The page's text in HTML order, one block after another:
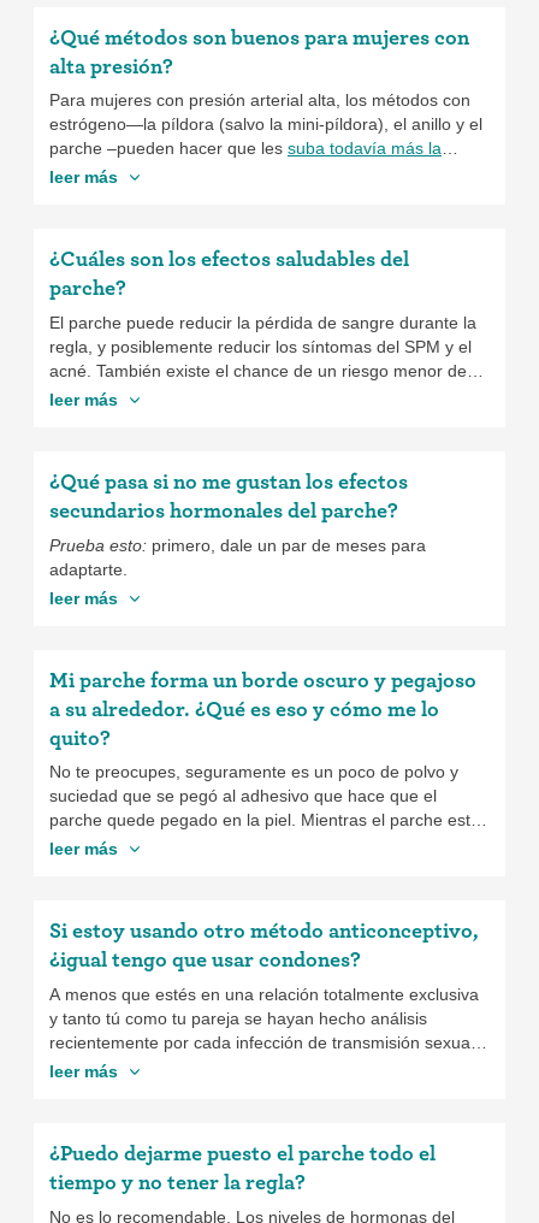
Afortunadamente existen muchas más opciones, como el
DIU, el implante o la inyección. Habla con tu proveedor
para ver cuál es el mejor método para ti.
¿Qué métodos son buenos para mujeres con
alta presión?
Para mujeres con presión arterial alta, los métodos con
estrógeno—la píldora (salvo la mini-píldora), el anillo y el
parche –pueden hacer que les suba todavía más la
presión arterial
seguras y libres de estrógenos como el DIU, el implante o
la inyección. Habla con tu médico sobre tu situación y
sobre cuál sería el mejor anticonceptivo para ti.
leer más
¿Cuáles son los efectos saludables del
parche?
El parche puede reducir la pérdida de sangre durante la
regla, y posiblemente reducir los síntomas del SPM y el
acné. También existe el chance de un riesgo menor de
cáncer de ovario y endometrio, y condiciones benignas
leer más
¿Qué pasa si no me gustan los efectos
secundarios hormonales del parche?
Prueba esto: primero, dale un par de meses para
adaptarte.
leer más
Mi parche forma un borde oscuro y pegajoso
a su alrededor. ¿Qué es eso y cómo me lo
quito?
No te preocupes, seguramente es un poco de polvo y
suciedad que se pegó al adhesivo que hace que el
parche quede pegado en la piel. Mientras el parche esté
puesto no hay mucho que puedas hacer sin correr el
después de frotar un poco.
leer más
Si estoy usando otro método anticonceptivo,
¿igual tengo que usar condones?
A menos que estés en una relación totalmente exclusiva
y tanto tú como tu pareja se hayan hecho análisis
recientemente por cada infección de transmisión sexual
(ITS), definitivamente tienes que usar condones además
protegida contra el embarazo y las ITS.
leer más
¿Puedo dejarme puesto el parche todo el
tiempo y no tener la regla?
No es lo recomendable. Los niveles de hormonas del